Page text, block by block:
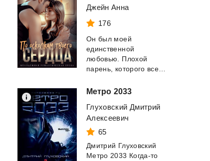
Джейн Анна
176
Он был моей
единственной
любовью. Плохой
Метро 2033
Глуховский Дмитрий
Алексеевич
65
Дмитрий Глуховский
Метро 2033 Когда-то